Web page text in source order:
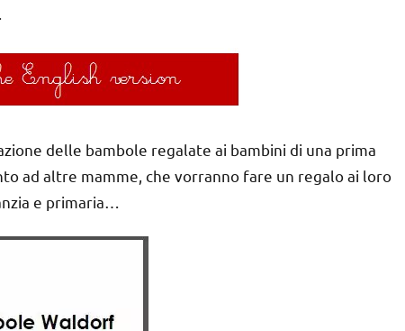
delle bambole regalate ai bambini di una prima
ad altre mamme, che vorranno fare un regalo ai loro
e primaria…